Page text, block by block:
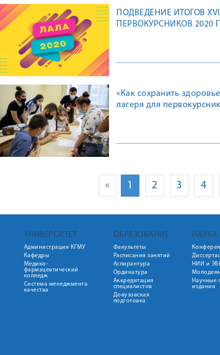
ПОДВЕДЕНИЕ ИТОГОВ
ПЕРВОКУРСНИКОВ 2020
«Как сохранить
лагеря для
« 1 2 3 4
УНИВЕРСИТЕТ
Администрация КГМУ
Кафедры
Медико-
фармацевтический
колледж
Система менеджмента
качества
ОБРАЗОВАНИЕ
Факультеты
Расписания занятий
Аспирантура
Ординатура
Аккредитация
специалистов
Довузовская
подготовка
НАУКА
НИИ и
Научные
издания